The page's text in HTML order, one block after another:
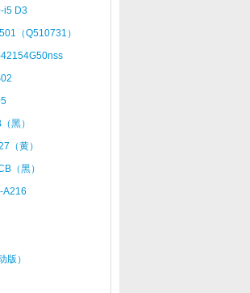
i5 D3
（Q510731）
黑）
（黄）
（黑）
A216
版）